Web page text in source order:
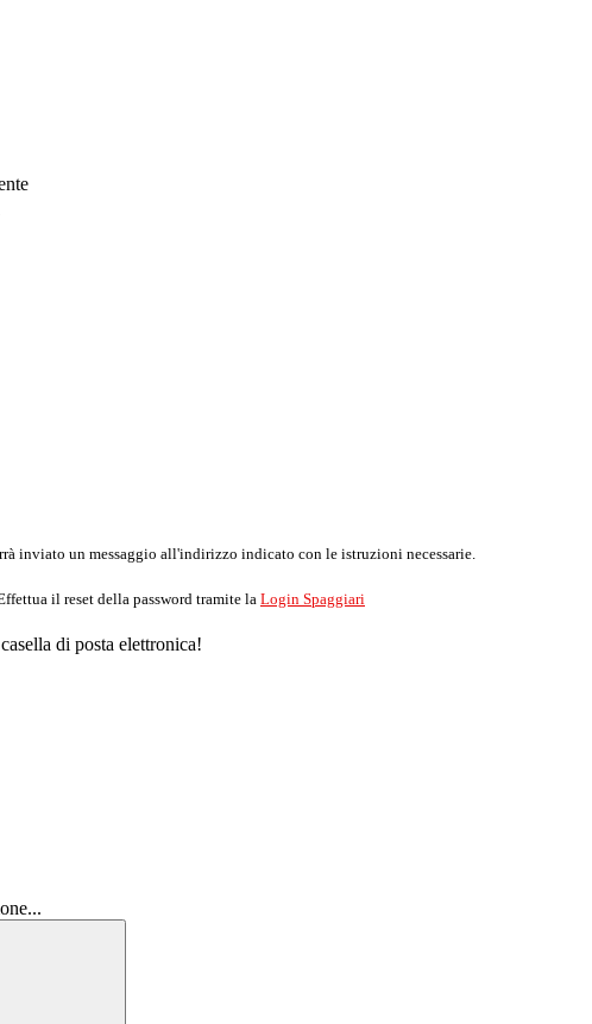
inviato un messaggio all'indirizzo indicato con le istruzioni necessarie.
il reset della password tramite la Login Spaggiari
di posta elettronica!